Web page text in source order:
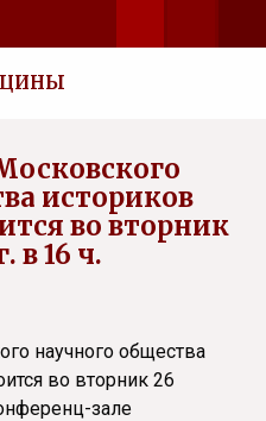
историков
во вторник
в 16 ч.
научного общества
во вторник 26
зале